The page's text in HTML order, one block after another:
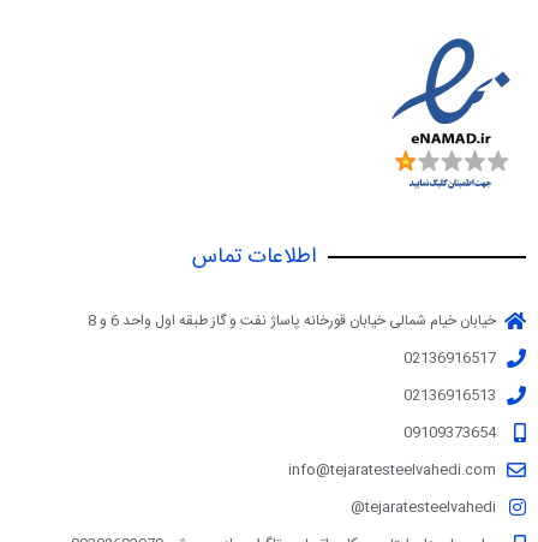
اطلاعات تماس
خیابان خیام شمالی خیابان قورخانه پاساژ نفت و گاز طبقه اول واحد 6 و 8
02136916517
02136916513
09109373654
info@tejaratesteelvahedi.com
tejaratesteelvahedi@